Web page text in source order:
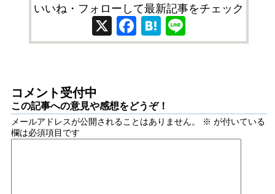
いいね・フォローして最新記事をチェック
X Facebook
Hatena
コメント受付中
この記事への意見や感想をどうぞ！
メールアドレスが公開されることはありません。 ※ が付いている
欄は必須項目です